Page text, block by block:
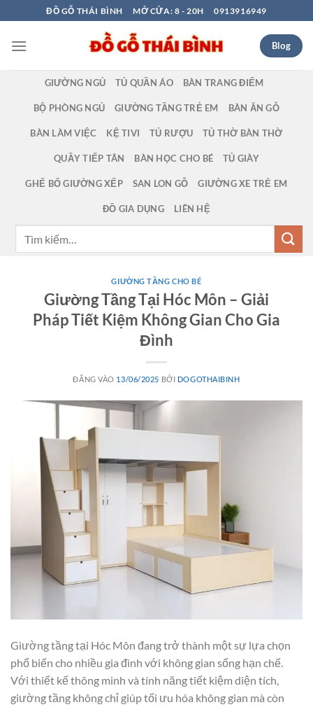
qua
nội
ĐỒ GỖ THÁI BÌNH MỞ CỬA: 8 - 20H 0913916949
Blog
GIƯỜNG NGỦ TỦ QUẦN ÁO BÀN TRANG ĐIỂM
BỘ PHÒNG NGỦ GIƯỜNG TẦNG TRẺ EM BÀN ĂN GỖ
BÀN LÀM VIỆC KỆ TIVI TỦ RƯỢU TỦ THỜ BÀN THỜ
QUẦY TIẾP TÂN BÀN HỌC CHO BÉ TỦ GIÀY
GHẾ BỐ GIƯỜNG XẾP SAN LON GỖ GIƯỜNG XE TRẺ EM
ĐỒ GIA DỤNG LIÊN HỆ
GIƯỜNG TẦNG CHO BÉ
Giường Tầng Tại Hóc Môn – Giải
Pháp Tiết Kiệm Không Gian Cho Gia
Đình
ĐĂNG VÀO 13/06/2025 BỞI DOGOTHAIBINH
Giường tầng tại Hóc Môn đang trở thành một sự lựa chọn
phổ biến cho nhiều gia đình với không gian sống hạn chế.
Với thiết kế thông minh và tính năng tiết kiệm diện tích,
giường tầng không chỉ giúp tối ưu hóa không gian mà còn